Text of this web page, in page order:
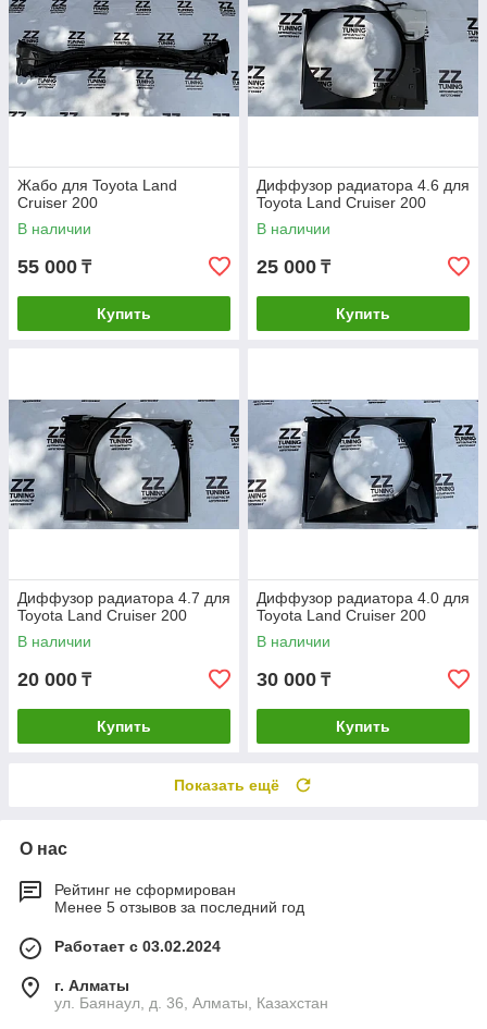
Жабо для Toyota Land
Cruiser 200
В наличии
55 000 ₸
Купить
Диффузор радиатора 4.6 для
Toyota Land Cruiser 200
В наличии
25 000 ₸
Купить
Диффузор радиатора 4.7 для
Toyota Land Cruiser 200
В наличии
20 000 ₸
Купить
Диффузор радиатора 4.0 для
Toyota Land Cruiser 200
В наличии
30 000 ₸
Купить
Показать ещё
О нас
Рейтинг не сформирован
Менее 5 отзывов за последний год
Работает с 03.02.2024
г. Алматы
ул. Баянаул, д. 36, Алматы, Казахстан